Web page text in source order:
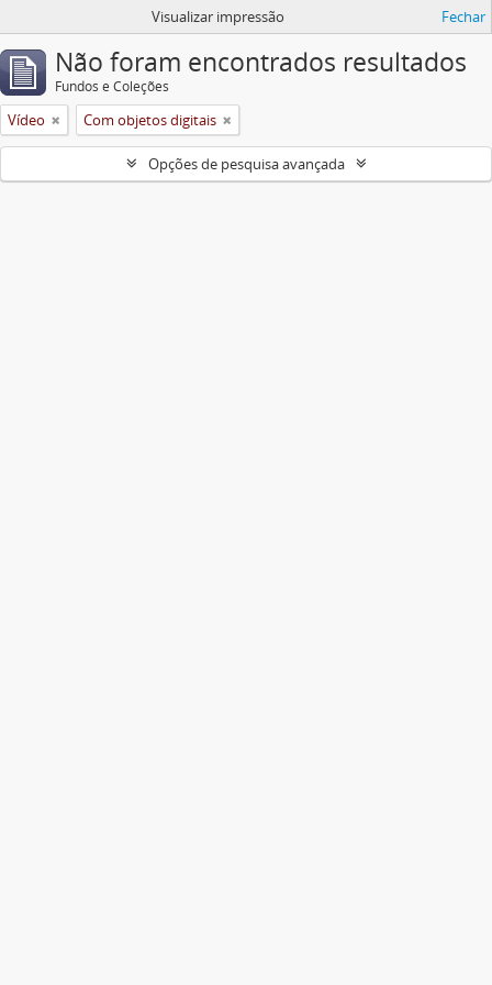
Visualizar impressão Fechar
Não foram encontrados resultados
Fundos e Coleções
Vídeo Com objetos digitais
Opções de pesquisa avançada